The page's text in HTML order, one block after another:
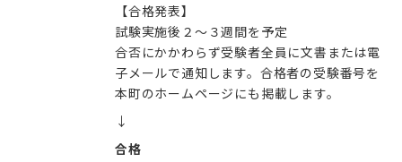
【合格発表】
試験実施後２～３週間を予定
合否にかかわらず受験者全員に文書または電
子メールで通知します。合格者の受験番号を
本町のホームページにも掲載します。
↓
合格